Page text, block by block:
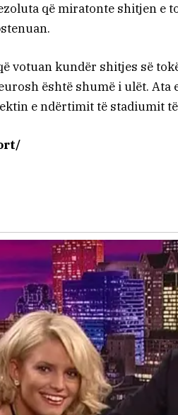
që miratonte shitjen e
votuan kundër shitjes së
është shumë i ulët. Ata
e ndërtimit të stadiumit